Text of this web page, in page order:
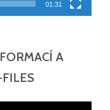
01:31
A